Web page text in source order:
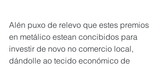
Alén puxo de relevo que estes premios
en metálico estean concibidos para
investir de novo no comercio local,
dándolle ao tecido económico de